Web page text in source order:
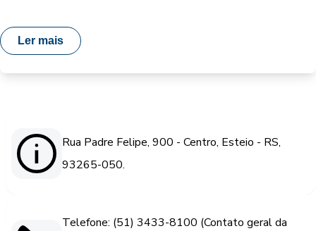
Ler mais
Rua Padre Felipe, 900 - Centro, Esteio - RS,
93265-050.
Telefone: (51) 3433-8100 (Contato geral da